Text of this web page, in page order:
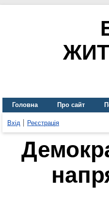
Головна Про сайт
Вхід Реєстрація